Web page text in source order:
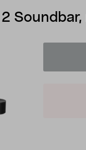
Soundbar,